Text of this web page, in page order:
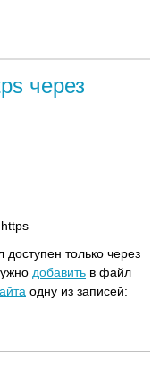
через
только через
добавить в файл
одну из записей: